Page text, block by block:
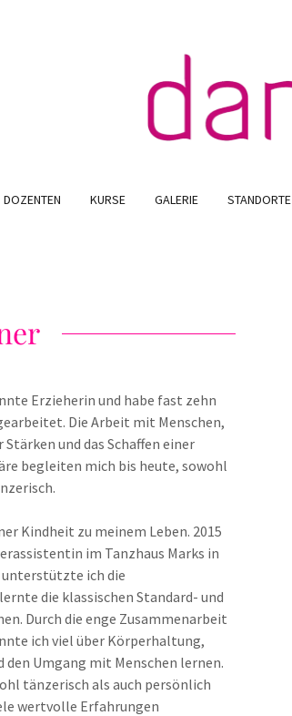
DOZENTEN KURSE GALERIE STANDORTE
Erzieherin und habe fast zehn
Die Arbeit mit Menschen,
und das Schaffen einer
begleiten mich bis heute, sowohl
Kindheit zu meinem Leben. 2015
im Tanzhaus Marks in
unterstützte ich die
die klassischen Standard- und
Durch die enge Zusammenarbeit
ich viel über Körperhaltung,
den Umgang mit Menschen lernen.
tänzerisch als auch persönlich
wertvolle Erfahrungen